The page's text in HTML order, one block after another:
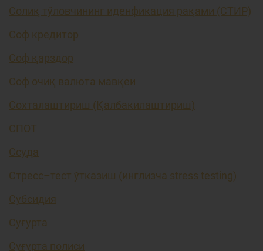
Солиқ тўловчининг иденфикация рақами (СТИР)
Соф кредитор
Соф қарздор
Соф очиқ валюта мавқеи
Сохталаштириш (Қалбакилаштириш)
СПОТ
Ссуда
Стресс–тест ўтказиш (инглизча stress testing)
Субсидия
Суғурта
Суғурта полиси